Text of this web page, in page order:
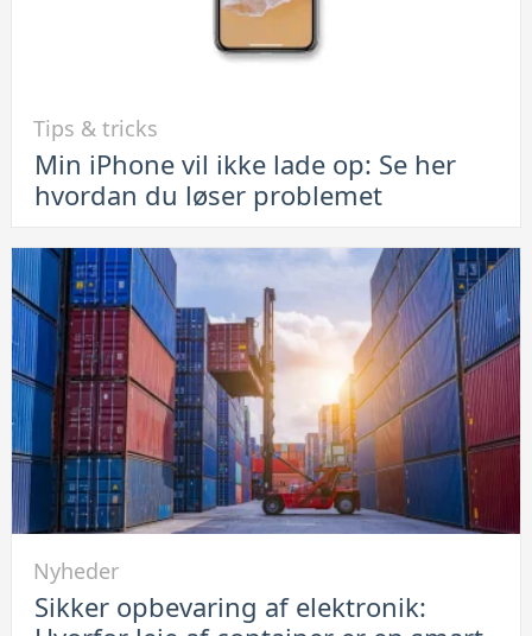
Min
iPhone
ikke
lade
op:
Se
her
hvordan
du
løser
problemet
Tips & tricks
Min iPhone vil ikke lade op: Se her
hvordan du løser problemet
Sikker
Nyheder
Sikker opbevaring af elektronik: